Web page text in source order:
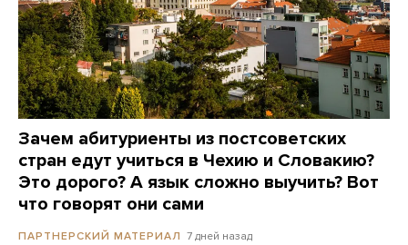
Зачем абитуриенты из постсоветских
стран едут учиться в Чехию и Словакию?
Это дорого? А язык сложно выучить? Вот
что говорят они сами
ПАРТНЕРСКИЙ МАТЕРИАЛ 7 дней назад